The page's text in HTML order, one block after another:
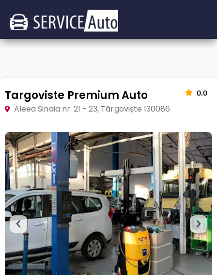
Targoviste Premium Auto 0.0
Aleea Sinaia nr. 21 - 23, Târgoviște 130086